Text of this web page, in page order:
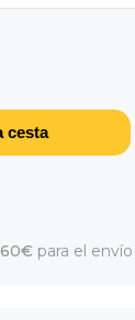
cesta
60€ para el